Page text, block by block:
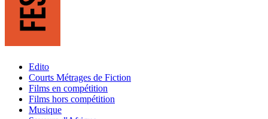
Edito
Courts Métrages de Fiction
Films en compétition
Films hors compétition
Musique